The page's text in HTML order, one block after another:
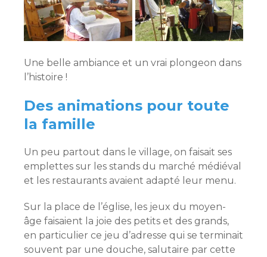
Une belle ambiance et un vrai plongeon dans
l’histoire !
Des animations pour toute
la famille
Un peu partout dans le village, on faisait ses
emplettes sur les stands du marché médiéval
et les restaurants avaient adapté leur menu.
Sur la place de l’église, les jeux du moyen-
âge faisaient la joie des petits et des grands,
en particulier ce jeu d’adresse qui se terminait
souvent par une douche, salutaire par cette